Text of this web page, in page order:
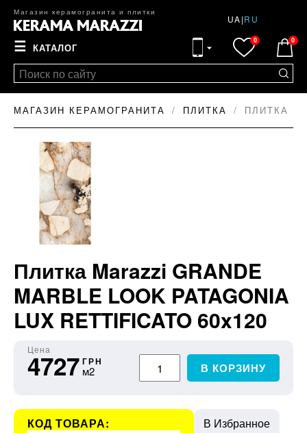
Магазин керамогранита и плитки
UA|RU
☰ КАТАЛОГ
0 0
МАГАЗИН КЕРАМОГРАНИТА ПЛИТКА ПЛИТКА
Плитка Marazzi GRANDE
MARBLE LOOK PATAGONIA
LUX RETTIFICATO 60x120
Цена
4727 ГРН
м2 В КОРЗИНУ
КОД ТОВАРА: В Избранное